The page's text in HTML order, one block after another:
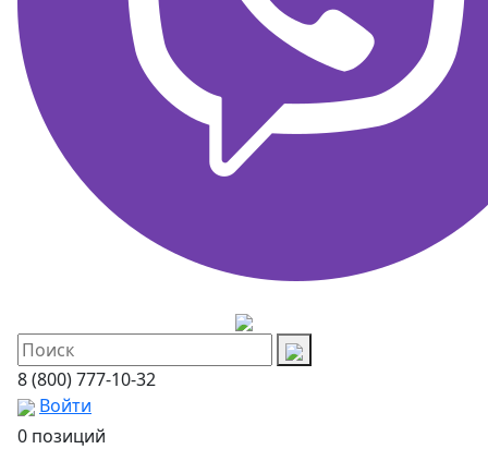
8 (800) 777-10-32
Войти
0 позиций